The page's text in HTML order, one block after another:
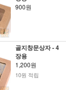
900원
골지창문상자 - 4
장용
1,200원
10원 적립